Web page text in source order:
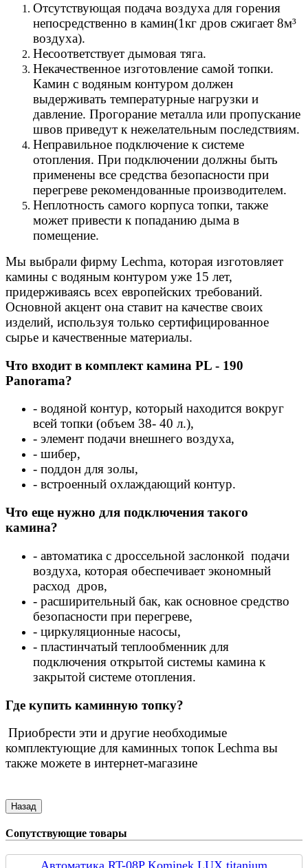
Отсутствующая подача воздуха для горения
непосредственно в камин(1кг дров сжигает 8м³
воздуха).
Несоответствует дымовая тяга.
Некачественное изготовление самой топки.
Камин с водяным контуром должен
выдерживать температурные нагрузки и
давление. Прогорание металла или пропускание
швов приведут к нежелательным последствиям.
Неправильное подключение к системе
отопления. При подключении должны быть
применены все средства безопасности при
перегреве рекомендованные производителем.
Неплотность самого корпуса топки, также
может привести к попаданию дыма в
помещение.
Мы выбрали фирму Lechma, которая изготовляет
камины с водяным контуром уже 15 лет,
придерживаясь всех европейских требований.
Основной акцент она ставит на качестве своих
изделий, используя только сертифицированное
сырье и качественные материалы.
Что входит в комплект камина PL - 190
Panorama?
- водяной контур, который находится вокруг
всей топки (объем 38- 40 л.),
- элемент подачи внешнего воздуха,
- шибер,
- поддон для золы,
- встроенный охлаждающий контур.
Что еще нужно для подключения такого
камина?
- автоматика с дроссельной заслонкой подачи
воздуха, которая обеспечивает экономный
расход дров,
- расширительный бак, как основное средство
безопасности при перегреве,
- циркуляционные насосы,
- пластинчатый теплообменник для
подключения открытой системы камина к
закрытой системе отопления.
Где купить каминную топку?
Приобрести эти и другие необходимые
комплектующие для каминных топок Lechma вы
также можете в интернет-магазине
Сопутствующие товары